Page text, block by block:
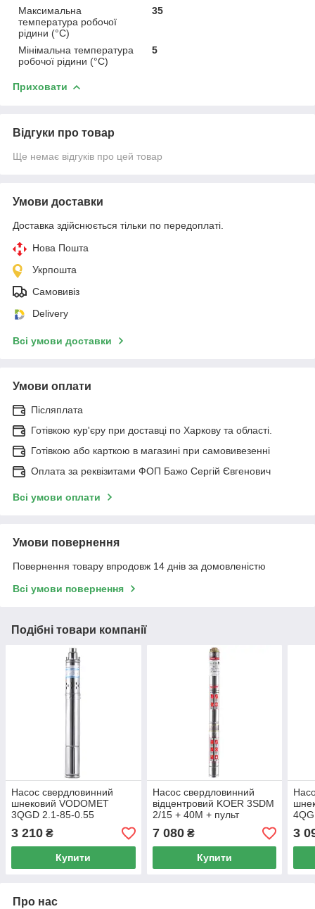
Максимальна
температура робочої
рідини (°C)
35
Мінімальна температура
робочої рідини (°C)
5
Приховати
Відгуки про товар
Ще немає відгуків про цей товар
Умови доставки
Доставка здійснюється тільки по передоплаті.
Нова Пошта
Укрпошта
Самовивіз
Delivery
Всі умови доставки
Умови оплати
Післяплата
Готівкою кур'єру при доставці по Харкову та області.
Готівкою або карткою в магазині при самовивезенні
Оплата за реквізитами ФОП Бажо Сергій Євгенович
Всі умови оплати
Умови повернення
Повернення товару впродовж 14 днів за домовленістю
Всі умови повернення
Подібні товари компанії
Насос свердловинний
шнековий VODOMET
3QGD 2.1-85-0.55
(VO0007)
3 210 ₴
Купити
Насос свердловинний
відцентровий KOER 3SDM
2/15 + 40M + пульт
(KP2622)
7 080₴
Купити
3
Про нас